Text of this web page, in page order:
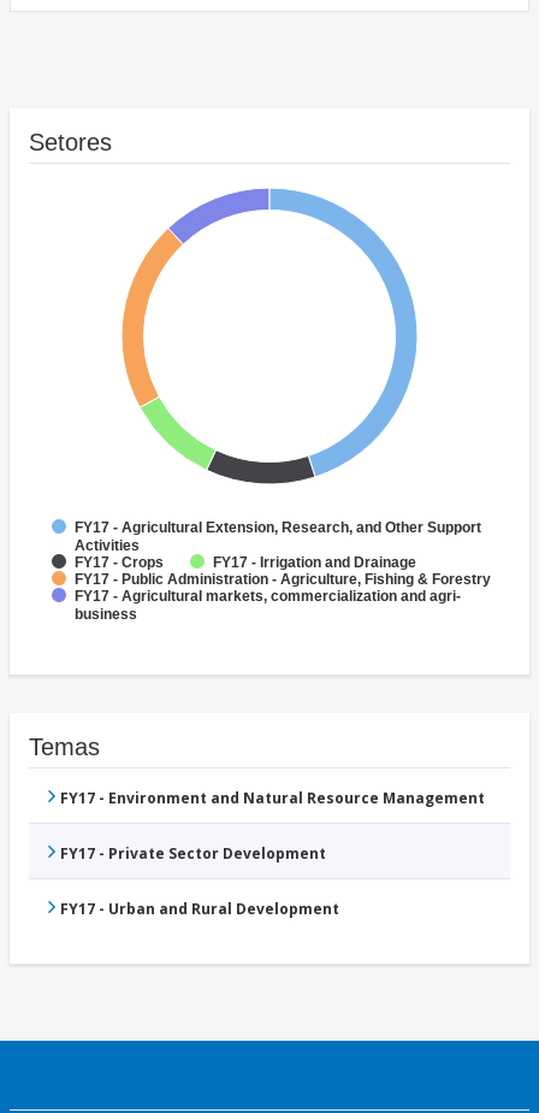
Setores
FY17 - Agricultural Extension, Research, and Other Support
Activities
FY17 - Crops
FY17 - Irrigation and Drainage
FY17 - Public Administration - Agriculture, Fishing & Forestry
FY17 - Agricultural markets, commercialization and agri-
business
Temas
FY17 - Environment and Natural Resource Management
FY17 - Private Sector Development
FY17 - Urban and Rural Development